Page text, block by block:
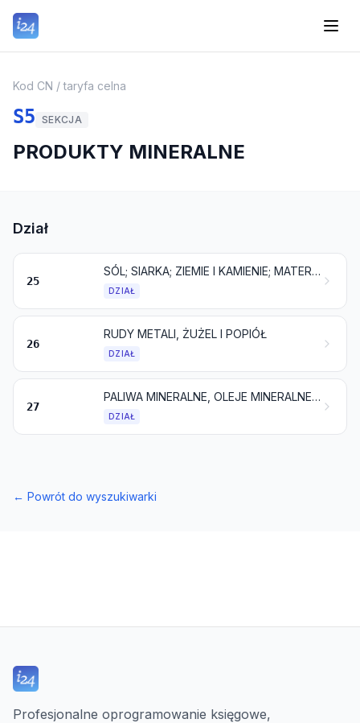
Kod CN / taryfa celna
S5 SEKCJA
PRODUKTY MINERALNE
Dział
25
SÓL; SIARKA; ZIEMIE I KAMIENIE; MATERIAŁY GIPSOWE, WAPNO I CEMENT
DZIAŁ
26
RUDY METALI, ŻUŻEL I POPIÓŁ
DZIAŁ
27
PALIWA MINERALNE, OLEJE MINERALNE I PRODUKTY ICH DESTYLACJI; SUBSTANCJE BITUMICZNE; WOSKI MINERALNE
DZIAŁ
← Powrót do wyszukiwarki
Profesjonalne oprogramowanie księgowe,